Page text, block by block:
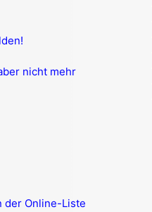
nicht mehr
der Online-Liste